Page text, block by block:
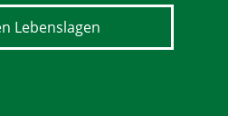
Lebenslagen